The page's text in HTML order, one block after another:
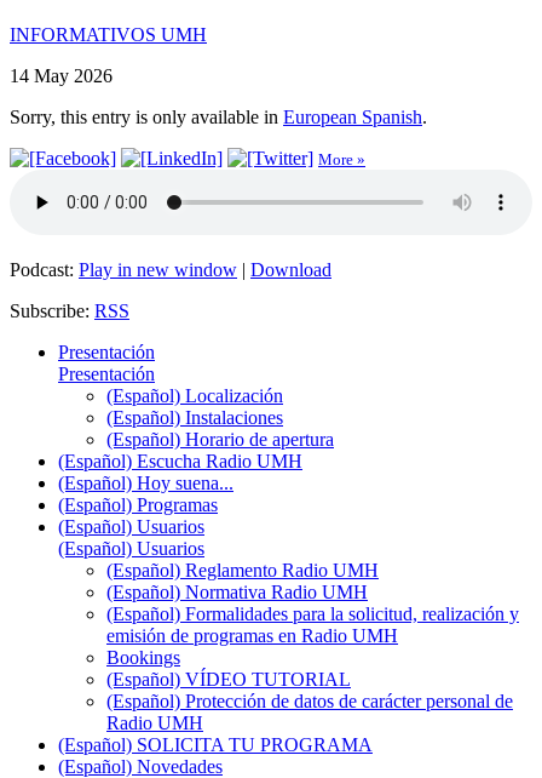
INFORMATIVOS UMH
14 May 2026
Sorry, this entry is only available in European Spanish.
More »
Podcast: Play in new window | Download
Subscribe: RSS
Presentación
Presentación
(Español) Localización
(Español) Instalaciones
(Español) Horario de apertura
(Español) Escucha Radio UMH
(Español) Hoy suena...
(Español) Programas
(Español) Usuarios
(Español) Usuarios
(Español) Reglamento Radio UMH
(Español) Normativa Radio UMH
(Español) Formalidades para la solicitud, realización y
emisión de programas en Radio UMH
Bookings
(Español) VÍDEO TUTORIAL
(Español) Protección de datos de carácter personal de
Radio UMH
(Español) SOLICITA TU PROGRAMA
(Español) Novedades